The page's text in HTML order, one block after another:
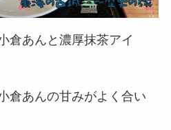
倉あんと濃厚抹茶アイ
倉あんの甘みがよく合い